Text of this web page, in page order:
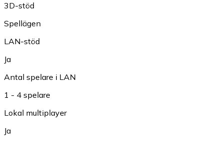
3D-stöd
Spellägen
LAN-stöd
Ja
Antal spelare i LAN
1 - 4 spelare
Lokal multiplayer
Ja